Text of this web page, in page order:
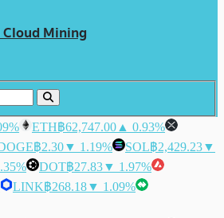
Mining
ETH฿62,747.00 ▲ 0.93%
฿2.30▼ 1.19% SOL฿2,429.23▼
DOT฿27.83▼ 1.97%
LINK฿268.18▼ 1.09%